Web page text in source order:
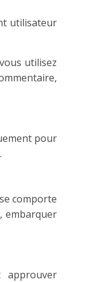
utilisateur
utilisez
pour
comporte
embarquer
approuver